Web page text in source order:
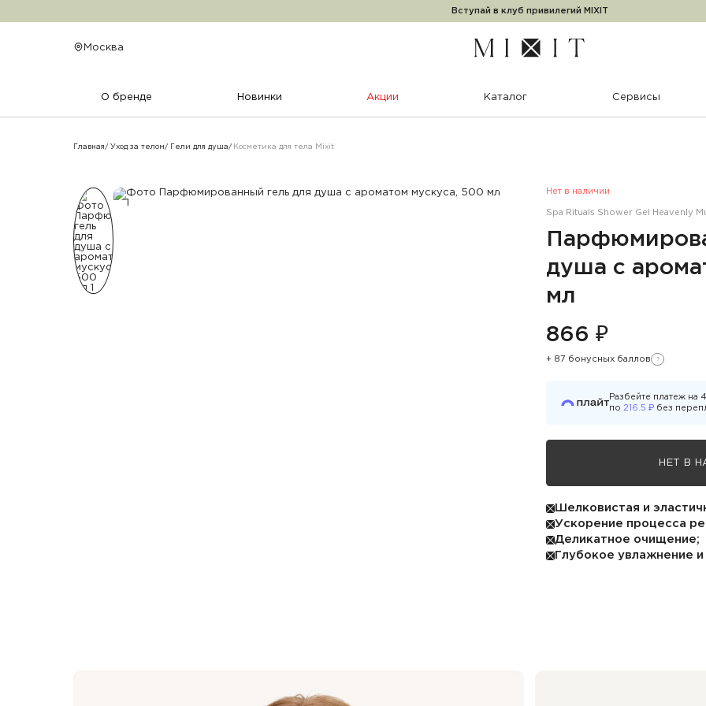
Вступай в клуб привилегий MIXIT
Москва
О бренде Новинки Акции Каталог Сервисы
Главная Уход за телом Гели для душа Косметика для тела Mixit
Spa Rituals Shower Gel Heavenly
Нет в наличии
душа с
мл
866 ₽
+ 87 бонусных баллов Узнать
?
Разбейте платеж на4
по216.5₽ без
НЕТ В
Шелковистая и
Ускорение процесса
Деликатное очищение;
Глубокое увлажнение и